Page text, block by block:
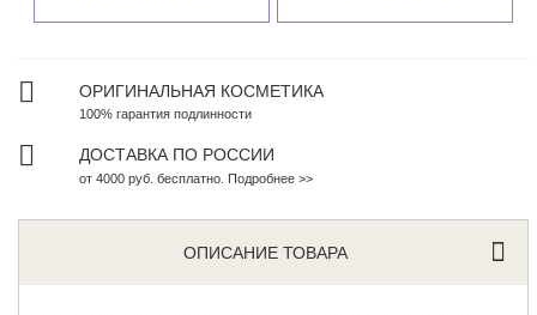
ОРИГИНАЛЬНАЯ КОСМЕТИКА
100% гарантия подлинности
ДОСТАВКА ПО РОССИИ
от 4000 руб. бесплатно. Подробнее >>
ОПИСАНИЕ ТОВАРА